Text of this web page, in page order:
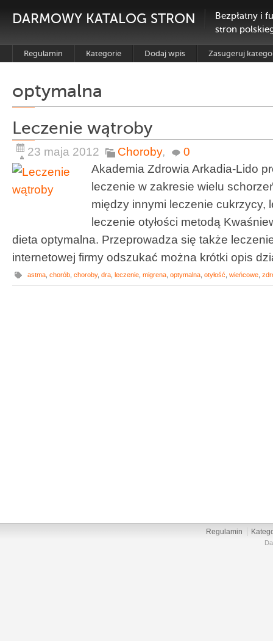
DARMOWY KATALOG STRON
Bezpłatny i
stron
Regulamin Kategorie Dodaj wpis Zasugeruj
optymalna
Leczenie wątroby
23 maja 2012 Choroby,
0
Akademia Zdrowia Arkadia-Lido
leczenie w zakresie wielu
między innymi leczenie cukrzycy,
leczenie otyłości metodą
dieta optymalna. Przeprowadza się także
internetowej firmy odszukać można krótki opis
astma chorób choroby, dra leczenie migrena optymalna otyłość wieńcowe
Regulamin